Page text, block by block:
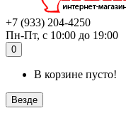
+7 (933) 204-4250
Пн-Пт, с 10:00 до 19:00
0
В корзине пусто!
Везде